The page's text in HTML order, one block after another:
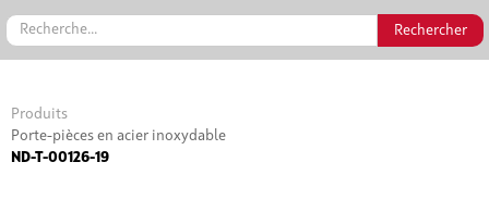
Produits
Porte-pièces en acier inoxydable
ND-T-00126-19